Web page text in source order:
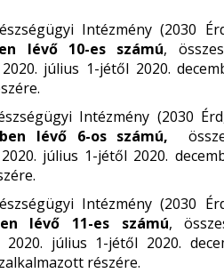
Intézmény (2030
lévő 10-es számú,
július 1-jétől 2020.
Intézmény (2030
lévő 6-os számú,
július 1-jétől 2020.
Intézmény (2030
lévő 11-es számú,
július 1-jétől 2020.
részére.